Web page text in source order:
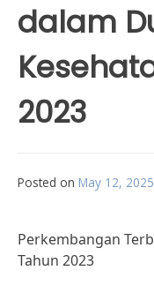
dalam
2023
Posted on May 12, 2025
Perkembangan
Tahun 2023